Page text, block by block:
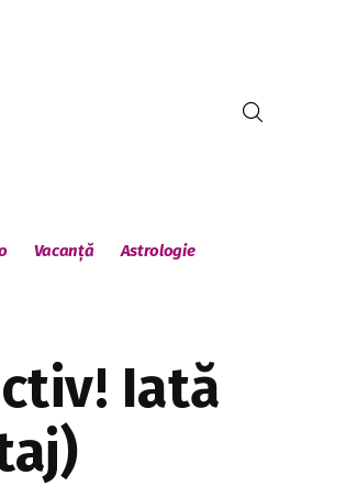
Vacanță Astrologie
Iată